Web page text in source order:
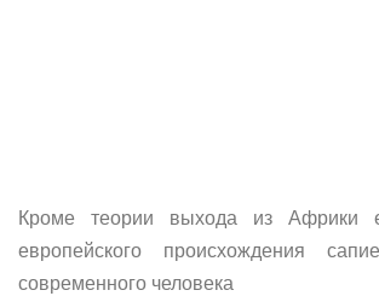
Кроме теории выхода из Африки
европейского происхождения
современного человека